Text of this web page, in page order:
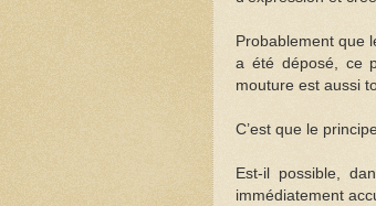
Probablement que
a été déposé, ce
mouture est aussi
C’est que le
Est-il possible,
immédiatement